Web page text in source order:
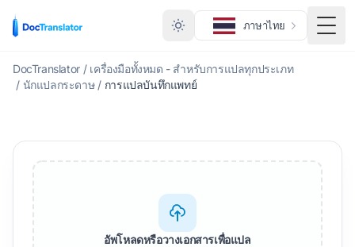
ภาษาไทย
สลับ
DocTranslator / เครื่องมือทั้งหมด - สำหรับการแปลทุกประเภท
/ นักแปลกระดาษ / การแปลบันทึกแพทย์
อัพโหลดหรือวางเอกสารเพื่อแปล